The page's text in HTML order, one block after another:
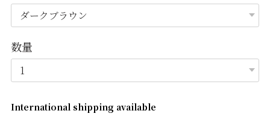
数量
International shipping available